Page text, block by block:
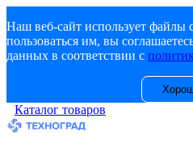
Наш веб-сайт использует файлы
пользоваться им, вы
данных в соответствии с
Каталог товаров